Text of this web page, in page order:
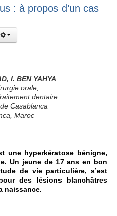
: à propos d’un cas
I. BEN YAHYA
orale,
dentaire
Casablanca
Maroc
une hyperkératose bénigne,
Un jeune de 17 ans en bon
de vie particulière, s’est
des lésions blanchâtres
naissance.